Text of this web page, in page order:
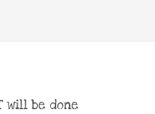
will be done